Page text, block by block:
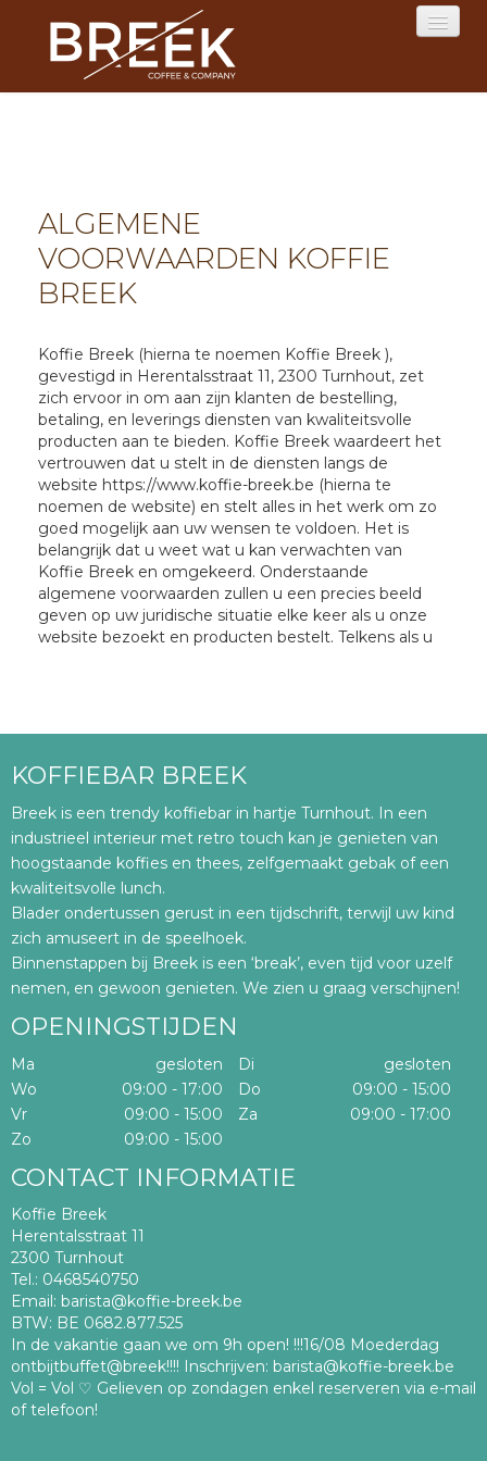
RESERVATIES
LOGIN
ALGEMENE
VOORWAARDEN KOFFIE
BREEK
Koffie Breek (hierna te noemen Koffie Breek ),
gevestigd in Herentalsstraat 11, 2300 Turnhout, zet
zich ervoor in om aan zijn klanten de bestelling,
betaling, en leverings diensten van kwaliteitsvolle
producten aan te bieden. Koffie Breek waardeert het
vertrouwen dat u stelt in de diensten langs de
website https://www.koffie-breek.be (hierna te
noemen de website) en stelt alles in het werk om zo
goed mogelijk aan uw wensen te voldoen. Het is
belangrijk dat u weet wat u kan verwachten van
Koffie Breek en omgekeerd. Onderstaande
algemene voorwaarden zullen u een precies beeld
geven op uw juridische situatie elke keer als u onze
website bezoekt en producten bestelt. Telkens als u
betalingen door Koffie Breek, zelfs als de bestelling
niet schriftelijk is gebeurd. Behoudens voorafgaand
schriftelijk akkoord, zal Koffie Breek niet gebonden
zijn aan algemene of bijzondere voorwaarden van
klanten. De daadwerkelijke productie en levering van
de producten is de verantwoordelijkheid van de
individuele zaak.
Artikel 1 – Producten aangeboden door Koffie Breek
op de website https://www.koffie-breek.be
De producten en service die aangeboden worden via
goeder trouw en zo waarheidsgetrouw mogelijk
beschreven. De aanbiedingen en prijzen die op de
site zijn aangeduid, zijn geldig op de dag van
raadpleging van de site of voor de periode die
inclusief BTW. De producten op de site worden
leveranciers dit toelaat. Koffie Breek stelt alles in het
werk om erover te waken dat de producten die u
besteld heeft, beschikbaar zijn. Toch kan het
gebeuren dat één of meerdere producten niet meer
beschikbaar zijn. De betreffende leverancier zal
contact met u opnemen om een ander product ter
vervanging van de oorspronkelijke bestelling overeen
te komen. Tussen consument en betreffende
leverancier zal in goeder trouw overeenstemming
worden gezocht. Wanneer hierover geen
KOFFIEBAR BREEK
Breek is een trendy koffiebar in hartje Turnhout. In een
industrieel interieur met retro touch kan je genieten van
hoogstaande koffies en thees, zelfgemaakt gebak of een
kwaliteitsvolle lunch.
Blader ondertussen gerust in een tijdschrift, terwijl uw kind
zich amuseert in de speelhoek.
Binnenstappen bij Breek is een ‘break’, even tijd voor uzelf
nemen, en gewoon genieten. We zien u graag verschijnen!
OPENINGSTIJDEN
Ma gesloten Di
gesloten
Wo
09:00 - 17:00 Do
09:00 - 15:00
Vr
09:00 - 15:00 Za
09:00 - 17:00
Zo
09:00 - 15:00
CONTACT INFORMATIE
Koffie Breek
Herentalsstraat 11
2300 Turnhout
Tel.: 0468540750
Email: barista@koffie-breek.be
BTW: BE 0682.877.525
In de vakantie gaan we om 9h open! !!!16/08 Moederdag
ontbijtbuffet@breek!!!! Inschrijven: barista@koffie-breek.be
Vol = Vol ♡ Gelieven op zondagen enkel reserveren via e-mail
of telefoon!